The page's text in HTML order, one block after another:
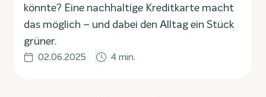
könnte? Eine nachhaltige Kreditkarte macht
das möglich – und dabei den Alltag ein Stück
grüner.
02.06.2025 4 min.